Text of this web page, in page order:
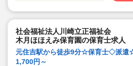
社会福祉法人川崎立正福祉会
木月ほほえみ保育園の保育士求人
元住吉駅から徒歩9分☆保育士◇派
1,700円～